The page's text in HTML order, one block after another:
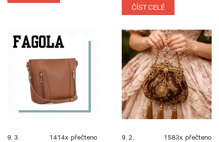
ČÍST CELÉ
9. 3. 1414x přečteno 9. 2. 1583x přečteno